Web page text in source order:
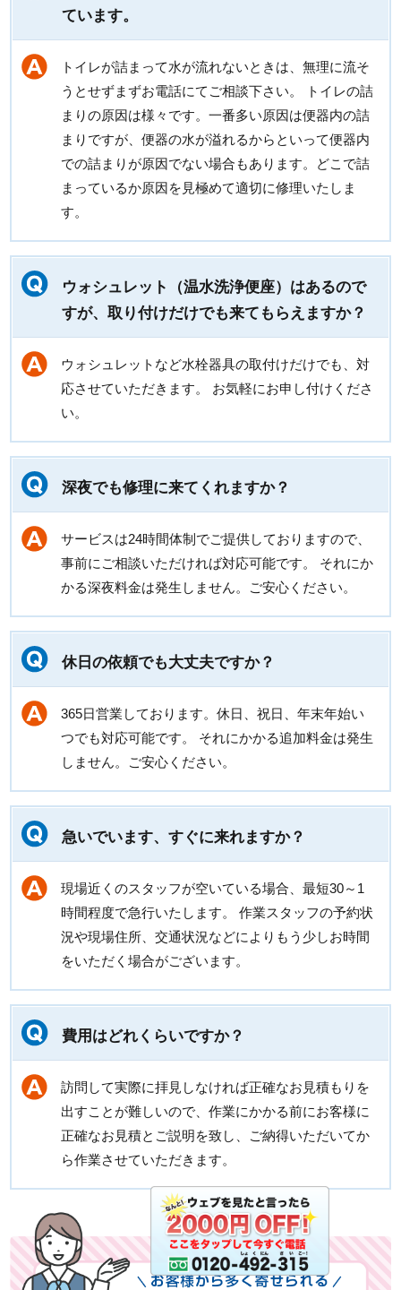
ています。
トイレが詰まって水が流れないときは、無理に流そ
うとせずまずお電話にてご相談下さい。 トイレの詰
まりの原因は様々です。一番多い原因は便器内の詰
まりですが、便器の水が溢れるからといって便器内
での詰まりが原因でない場合もあります。どこで詰
まっているか原因を見極めて適切に修理いたしま
す。
ウォシュレット（温水洗浄便座）はあるので
すが、取り付けだけでも来てもらえますか？
ウォシュレットなど水栓器具の取付けだけでも、対
応させていただきます。 お気軽にお申し付けくださ
い。
深夜でも修理に来てくれますか？
サービスは24時間体制でご提供しておりますので、
事前にご相談いただければ対応可能です。 それにか
かる深夜料金は発生しません。ご安心ください。
休日の依頼でも大丈夫ですか？
365日営業しております。休日、祝日、年末年始い
つでも対応可能です。 それにかかる追加料金は発生
しません。ご安心ください。
急いでいます、すぐに来れますか？
現場近くのスタッフが空いている場合、最短30～1
時間程度で急行いたします。 作業スタッフの予約状
況や現場住所、交通状況などによりもう少しお時間
をいただく場合がございます。
費用はどれくらいですか？
訪問して実際に拝見しなければ正確なお見積もりを
出すことが難しいので、作業にかかる前にお客様に
正確なお見積とご説明を致し、ご納得いただいてか
ら作業させていただきます。